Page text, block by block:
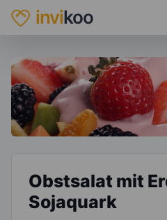
invikoo
Obstsalat mit
Sojaquark